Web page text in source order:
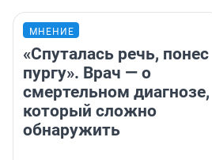
МНЕНИЕ
«Спуталась речь, понес
пургу». Врач — о
смертельном диагнозе,
который сложно
обнаружить